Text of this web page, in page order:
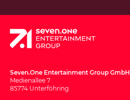
Seven.One Entertainment Group GmbH
Medienallee 7
85774 Unterföhring